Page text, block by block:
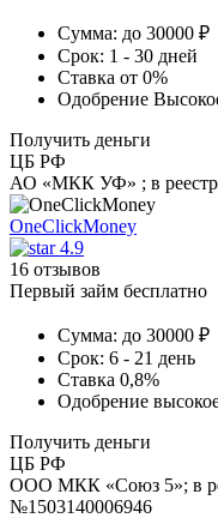
Сумма: до 30000 ₽
Срок: 1 - 30 дней
Ставка от 0%
Одобрение
Получить деньги
ЦБ РФ
АО «МКК УФ» ; в
OneClickMoney
4.9
16 отзывов
Первый займ бесплатно
Сумма: до 30000 ₽
Срок: 6 - 21 день
Ставка 0,8%
Одобрение
Получить деньги
ЦБ РФ
ООО МКК «Союз 5»; в
№1503140006946